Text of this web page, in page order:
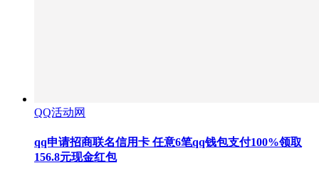
QQ活动网
qq申请招商联名信用卡 任意6笔qq钱包支付100%领取
156.8元现金红包